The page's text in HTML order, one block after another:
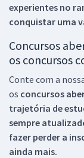
experientes no
conquistar uma
Concursos
os concursos
Conte com a
os concursos
trajetória de
sempre
fazer perder a
ainda mais.